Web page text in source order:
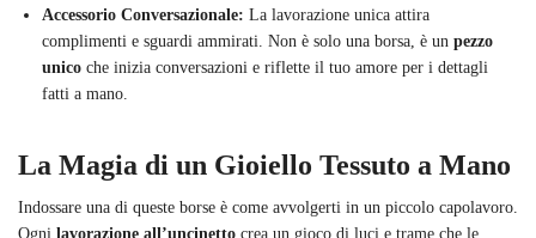
Accessorio Conversazionale: La lavorazione unica attira
complimenti e sguardi ammirati. Non è solo una borsa, è un pezzo
unico che inizia conversazioni e riflette il tuo amore per i dettagli
fatti a mano.
La Magia di un Gioiello Tessuto a Mano
Indossare una di queste borse è come avvolgerti in un piccolo capolavoro.
Ogni lavorazione all’uncinetto crea un gioco di luci e trame che le